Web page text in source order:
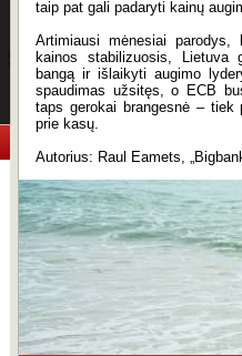
taip pat gali padaryti kainų
Artimiausi mėnesiai
kainos stabilizuosis, Lietuva
bangą ir išlaikyti augimo
spaudimas užsitęs, o ECB
taps gerokai brangesnė –
prie kasų.
Autorius: Raul Eamets,